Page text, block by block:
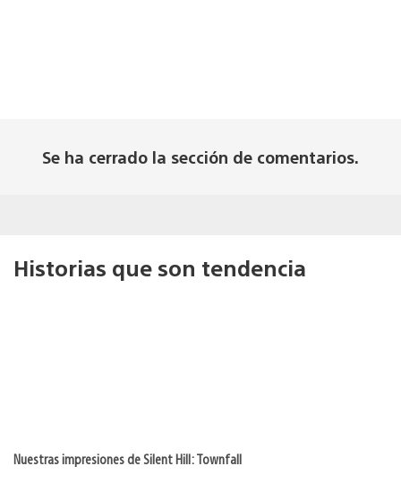
Se ha cerrado la sección de comentarios.
Historias que son tendencia
Nuestras impresiones de Silent Hill: Townfall